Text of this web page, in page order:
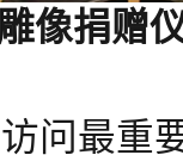
像捐赠
问最